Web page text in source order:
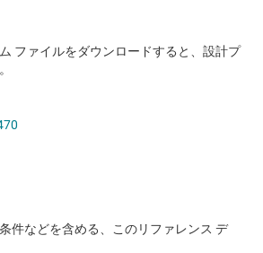
テム・コントローラ
ファイルをダウンロードすると、設計プ
件などを含める、このリファレンス デ